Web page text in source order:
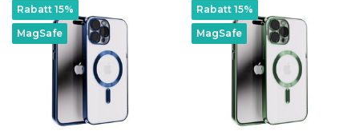
MagSafe
Rabatt 15%
MagSafe
Rabatt 15%